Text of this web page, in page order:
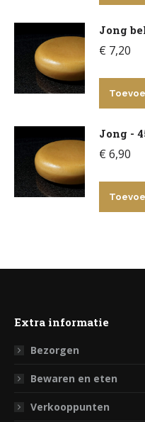
Jong
€ 7,20
Jong -
€ 6,90
Extra informatie
Bezorgen
Bewaren en eten
Verkooppunten